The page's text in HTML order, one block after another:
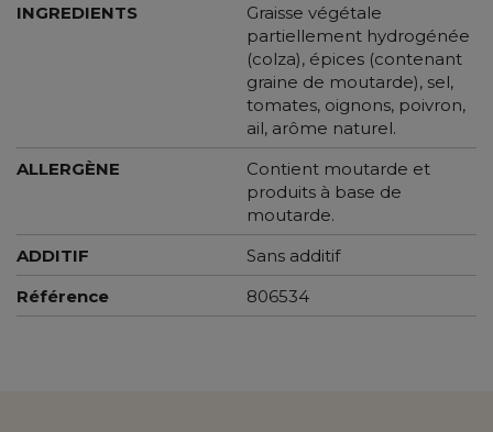
INGREDIENTS
Graisse végétale
partiellement hydrogénée
(colza), épices (contenant
graine de moutarde), sel,
tomates, oignons, poivron,
ail, arôme naturel.
ALLERGÈNE
Contient moutarde et
produits à base de
moutarde.
ADDITIF
Sans additif
Référence
806534